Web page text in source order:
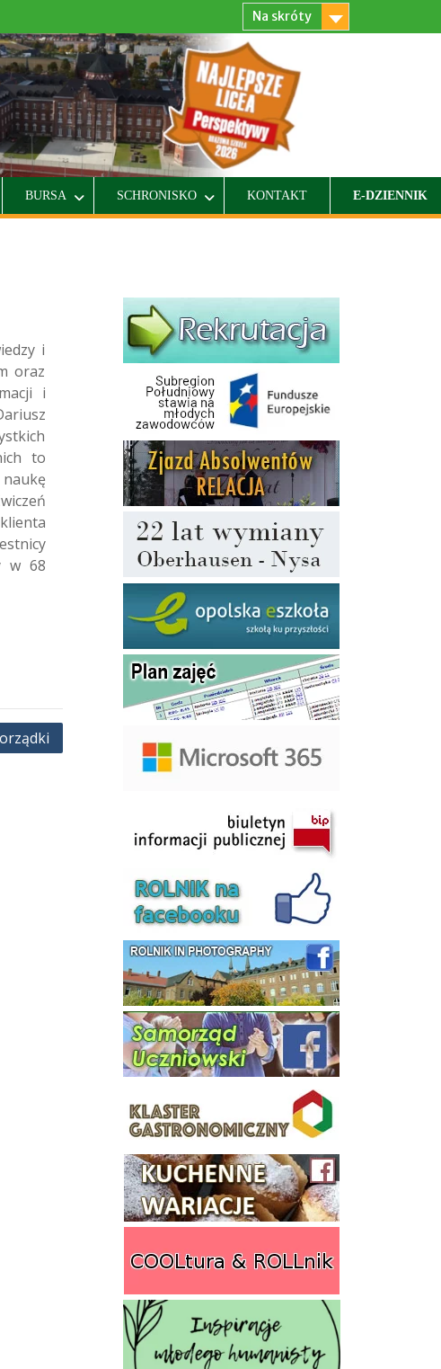
Na skróty
BURSA SCHRONISKO KONTAKT E-DZIENNIK
i
oraz
i
to
w 68